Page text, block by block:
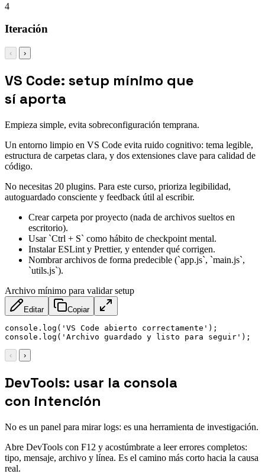
4
Iteración
‹ ›
VS Code: setup mínimo que
sí aporta
Empieza simple, evita sobreconfiguración temprana.
Un entorno limpio en VS Code evita ruido cognitivo: tema legible,
estructura de carpetas clara, y dos extensiones clave para calidad de
código.
No necesitas 20 plugins. Para este curso, prioriza legibilidad,
autoguardado consciente y feedback útil al escribir.
Crear carpeta por proyecto (nada de archivos sueltos en
escritorio).
Usar `Ctrl + S` como hábito de checkpoint mental.
Instalar ESLint y Prettier, y entender qué corrigen.
Nombrar archivos de forma predecible (`app.js`, `main.js`,
`utils.js`).
Archivo mínimo para validar setup
Editar Copiar
console . log ( 'VS Code abierto correctamente' ) ;
console . log ( 'Archivo guardado y listo para seguir' ) ;
‹ ›
DevTools: usar la consola
con intención
No es un panel para mirar logs: es una herramienta de investigación.
Abre DevTools con F12 y acostúmbrate a leer errores completos:
tipo, mensaje, archivo y línea. Es el camino más corto hacia la causa
real.